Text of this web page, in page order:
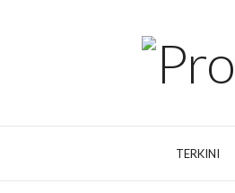
TERKINI